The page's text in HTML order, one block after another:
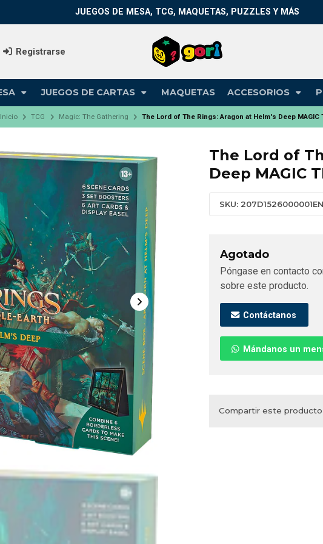
Registrarse
JUEGOS DE CARTAS MAQUETAS ACCESORIOS
JUEGOS DE MESA, TCG, MAQUETAS, PUZZLES Y MÁS
Inicio TCG Magic: The Gathering The Lord of The Rings: Aragon at Helm's Deep MAGIC
The Lord of
Deep MAGIC
SKU: 207D1526000001EN
Agotado
Póngase en contacto
sobre este producto.
Contáctanos
Mándanos un
Compartir este producto